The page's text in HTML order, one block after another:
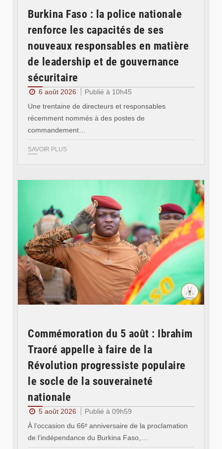
Burkina Faso : la police nationale
renforce les capacités de ses
nouveaux responsables en matière
de leadership et de gouvernance
sécuritaire
6 août 2026
Publié à 10h45
Une trentaine de directeurs et responsables
récemment nommés à des postes de
commandement…
SAVOIR PLUS
Commémoration du 5 août : Ibrahim
Traoré appelle à faire de la
Révolution progressiste populaire
le socle de la souveraineté
nationale
5 août 2026
Publié à 09h59
À l’occasion du 66ᵉ anniversaire de la proclamation
de l’indépendance du Burkina Faso,…